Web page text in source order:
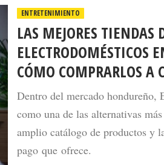
LAS MEJORES TIENDAS DE
ELECTRODOMÉSTICOS
CÓMO COMPRARLOS A
Dentro del mercado hondureño,
como una de las alternativas
amplio catálogo de productos y
pago que ofrece.